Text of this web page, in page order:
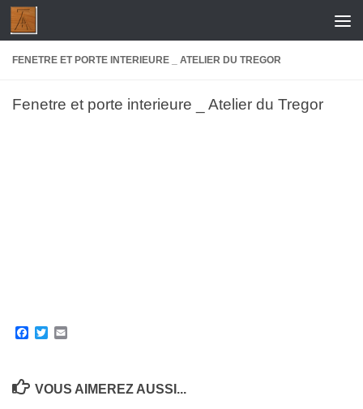
Skip to content
FENETRE ET PORTE INTERIEURE _ ATELIER DU TREGOR
Fenetre et porte interieure _ Atelier du Tregor
Facebook
Twitter
VOUS AIMEREZ AUSSI...